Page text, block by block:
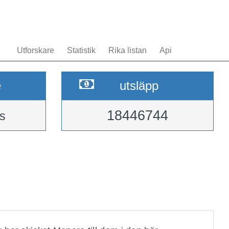
Utforskare Statistik Rika listan Api
utsläpp
18446744